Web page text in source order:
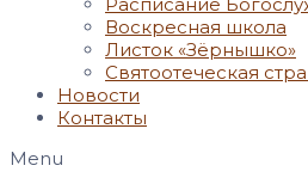
Воскресная школа
Листок «Зёрнышко»
Святоотеческая
Новости
Контакты
Menu